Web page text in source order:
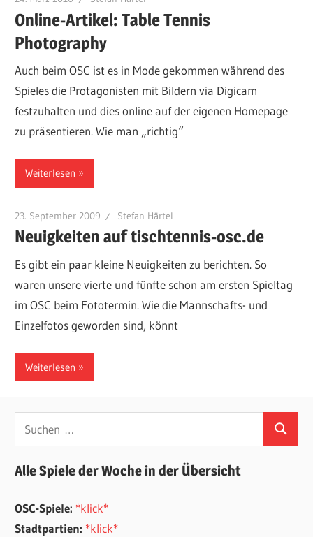
Online-Artikel: Table Tennis
Photography
Auch beim OSC ist es in Mode gekommen während des
Spieles die Protagonisten mit Bildern via Digicam
festzuhalten und dies online auf der eigenen Homepage
zu präsentieren. Wie man „richtig“
Weiterlesen
23. September 2009 Stefan Härtel
Neuigkeiten auf tischtennis-osc.de
Es gibt ein paar kleine Neuigkeiten zu berichten. So
waren unsere vierte und fünfte schon am ersten Spieltag
im OSC beim Fototermin. Wie die Mannschafts- und
Einzelfotos geworden sind, könnt
Weiterlesen
Suchen
Alle Spiele der Woche in der Übersicht
OSC-Spiele: *klick*
Stadtpartien: *klick*